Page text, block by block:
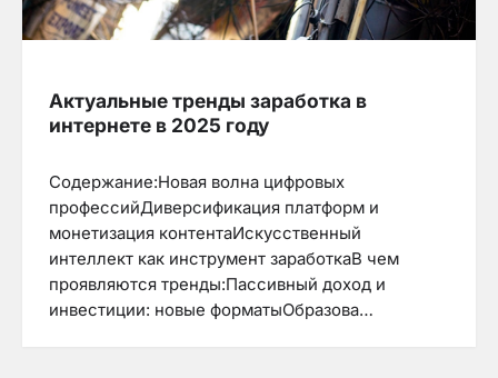
Актуальные тренды заработка в
интернете в 2025 году
Содержание:Новая волна цифровых
профессийДиверсификация платформ и
монетизация контентаИскусственный
интеллект как инструмент заработкаВ чем
проявляются тренды:Пассивный доход и
инвестиции: новые форматыОбразова…